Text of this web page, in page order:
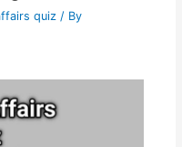
quiz/ By